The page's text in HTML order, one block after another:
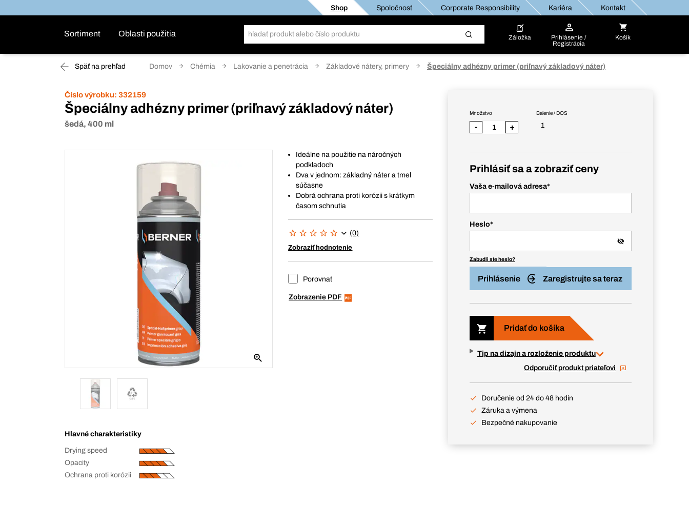
Shop Spoločnosť Corporate Responsibility Kariéra Kontakt
Sortiment Oblasti použitia Záložka
Prihlásenie /
Registrácia
Košík
Späť na prehľad Domov Chémia Lakovanie a penetrácia Základové nátery, primery Špeciálny adhézny primer (priľnavý základový náter)
Číslo výrobku: 332159
Špeciálny adhézny primer (priľnavý základový náter)
šedá, 400 ml
Hlavné charakteristiky
Drying speed
Opacity
Ochrana proti korózii
Ideálne na použitie na náročných
podkladoch
Dva v jednom: základný náter a tmel
súčasne
Dobrá ochrana proti korózii s krátkym
časom schnutia
(0)
Zobraziť hodnotenie
Porovnať
Zobrazenie PDF
Balenie / DOS
1
Množstvo
- +
Prihlásiť sa a zobraziť ceny
Vaša e-mailová adresa*
Heslo*
Zabudli ste heslo?
Prihlásenie Zaregistrujte sa teraz
Pridať do košíka
Tip na dizajn a rozloženie produktu
Odporučiť produkt priateľovi
Doručenie od 24 do 48 hodín
Záruka a výmena
Bezpečné nakupovanie